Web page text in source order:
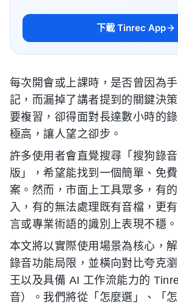
下載 Tinrec App
每次開會或上課時，是否曾因為
記，而漏掉了講者提到的關鍵決
要複習，卻得面對長達數小時的
極高，讓人望之卻步。
許多使用者會直覺搜尋「搜狗錄
版」，希望能找到一個簡單、免
案。然而，市面上工具眾多，有
入，有的無法處理既有音檔，更
言或專業術語的識別上表現不穩。
本文將以實際使用場景為核心，
錄音功能局限，並橫向對比夸克
王以及具備 AI 工作流能力的
音）。我們將從「怎麼選」、「